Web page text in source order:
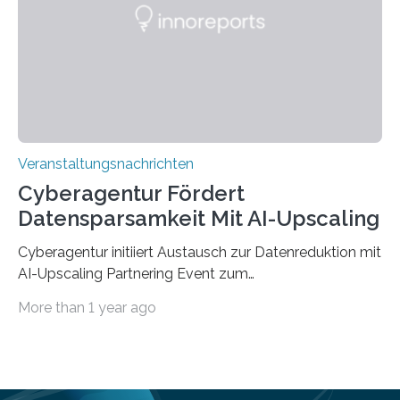
„QUAZAR“ mit insgesamt 1,15 Millionen Euro über vier
Veranstaltungsnachrichten
Cyberagentur Fördert
Datensparsamkeit Mit AI-Upscaling
Cyberagentur initiiert Austausch zur Datenreduktion mit
AI-Upscaling Partnering Event zum
innovative DatenverarbeitungDie Agentur für
More than 1 year ago